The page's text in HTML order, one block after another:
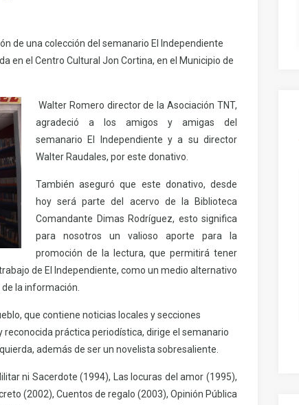
de una colección del semanario El Independiente
en el Centro Cultural Jon Cortina, en el Municipio de
Walter Romero director de la Asociación TNT,
agradeció a los amigos y amigas del
semanario El Independiente y a su director
Walter Raudales, por este donativo.
También aseguró que este donativo, desde
hoy será parte del acervo de la Biblioteca
Comandante Dimas Rodríguez, esto significa
para nosotros un valioso aporte para la
promoción de la lectura, que permitirá tener
de El Independiente, como un medio alternativo
la información.
que contiene noticias locales y secciones
práctica periodística, dirige el semanario
además de ser un novelista sobresaliente.
ni Sacerdote (1994), Las locuras del amor (1995),
(2002), Cuentos de regalo (2003), Opinión Pública